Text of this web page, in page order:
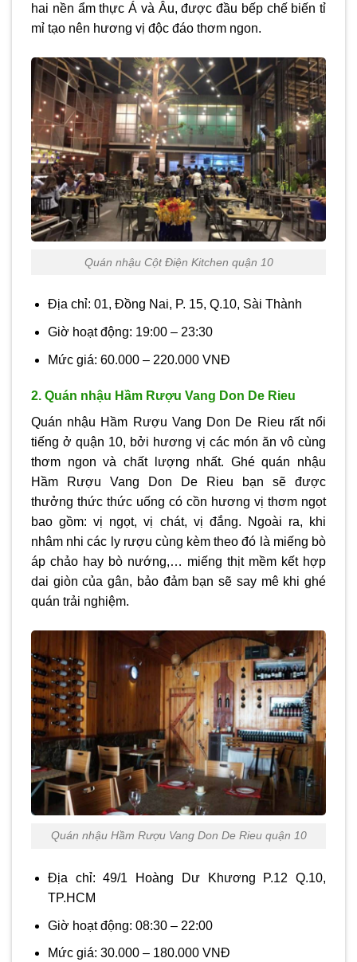
hai nền ẩm thực Á và Âu, được đầu bếp chế biến tỉ
mỉ tạo nên hương vị độc đáo thơm ngon.
Quán nhậu Cột Điện Kitchen quận 10
Địa chỉ: 01, Đồng Nai, P. 15, Q.10, Sài Thành
Giờ hoạt động: 19:00 – 23:30
Mức giá: 60.000 – 220.000 VNĐ
2. Quán nhậu Hầm Rượu Vang Don De Rieu
Quán nhậu Hầm Rượu Vang Don De Rieu rất nổi
tiếng ở quận 10, bởi hương vị các món ăn vô cùng
thơm ngon và chất lượng nhất. Ghé quán nhậu
Hầm Rượu Vang Don De Rieu bạn sẽ được
thưởng thức thức uống có cồn hương vị thơm ngọt
bao gồm: vị ngọt, vị chát, vị đắng. Ngoài ra, khi
nhâm nhi các ly rượu cùng kèm theo đó là miếng bò
áp chảo hay bò nướng,… miếng thịt mềm kết hợp
dai giòn của gân, bảo đảm bạn sẽ say mê khi ghé
quán trải nghiệm.
Quán nhậu Hầm Rượu Vang Don De Rieu quận 10
Địa chỉ: 49/1 Hoàng Dư Khương P.12 Q.10,
TP.HCM
Giờ hoạt động: 08:30 – 22:00
Mức giá: 30.000 – 180.000 VNĐ